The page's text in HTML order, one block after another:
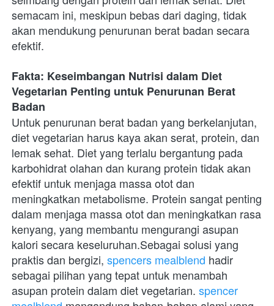
semacam ini, meskipun bebas dari daging, tidak
akan mendukung penurunan berat badan secara
efektif.
Fakta: Keseimbangan Nutrisi dalam Diet
Vegetarian Penting untuk Penurunan Berat
Badan
Untuk penurunan berat badan yang berkelanjutan,
diet vegetarian harus kaya akan serat, protein, dan
lemak sehat. Diet yang terlalu bergantung pada
karbohidrat olahan dan kurang protein tidak akan
efektif untuk menjaga massa otot dan
meningkatkan metabolisme. Protein sangat penting
dalam menjaga massa otot dan meningkatkan rasa
kenyang, yang membantu mengurangi asupan
kalori secara keseluruhan.Sebagai solusi yang
praktis dan bergizi, spencers mealblend hadir
sebagai pilihan yang tepat untuk menambah
asupan protein dalam diet vegetarian. spencer